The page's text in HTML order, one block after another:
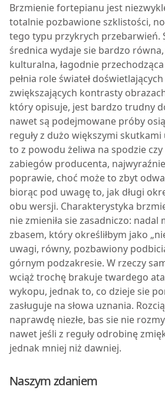
Brzmienie fortepianu jest
totalnie pozbawione szklistości,
tego typu przykrych przebarwień.
średnica wydaje sie bardzo
kulturalna, łagodnie
pełnia role świateł
zwiększających kontrasty
który opisuje, jest bardzo trudny
nawet są podejmowane próby
reguły z dużo większymi skutkami
to z powodu żeliwa na spodzie
zabiegów producenta,
poprawie, choć może to zbyt
biorąc pod uwagę to, jak długi
obu wersji. Charakterystyka
nie zmieniła sie zasadniczo: nadal
zbasem, który określiłbym jako
uwagi, równy, pozbawiony
górnym podzakresie. W rzeczy
wciąż trochę brakuje twardego
wykopu, jednak to, co dzieje sie
zasługuje na słowa uznania.
naprawdę niezłe, bas sie nie
nawet jeśli z reguły odrobinę
jednak mniej niż dawniej.
Naszym zdaniem